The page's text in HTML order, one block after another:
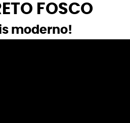
FOSCO
moderno!